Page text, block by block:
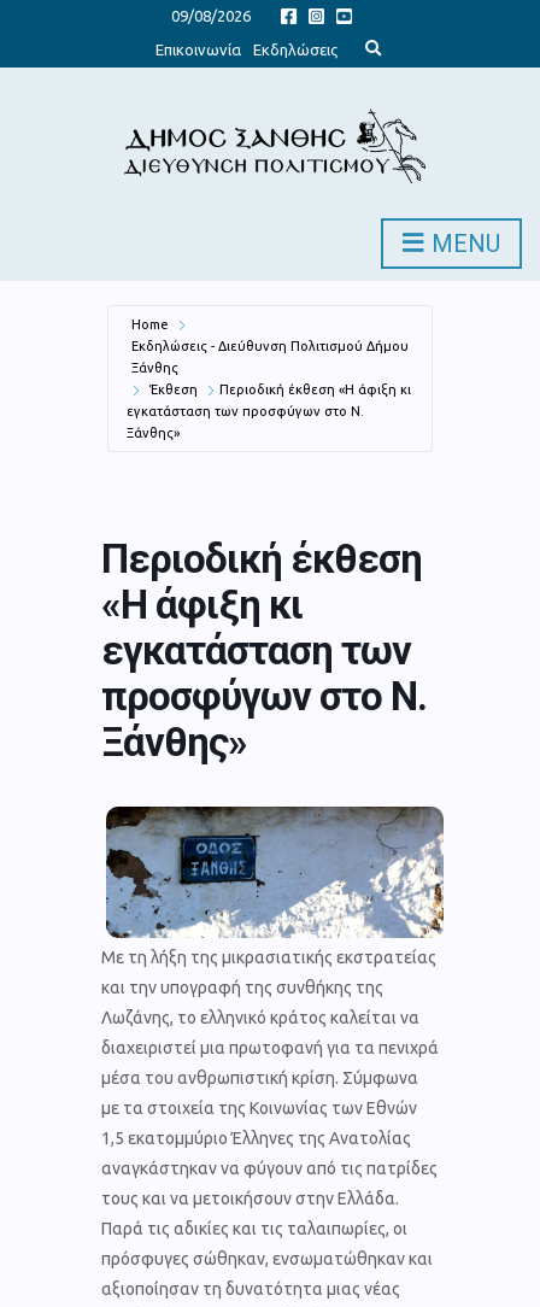
09/08/2026
Επικοινωνία
Εκδηλώσεις
x
d
s
e
c
o
MENU
Home
Εκδηλώσεις - Διεύθυνση Πολιτισμού Δήμου
Ξάνθης
Έκθεση
Περιοδική έκθεση «Η άφιξη κι
εγκατάσταση των προσφύγων στο Ν.
Ξάνθης»
Περιοδική έκθεση
«Η άφιξη κι
εγκατάσταση των
προσφύγων στο Ν.
Ξάνθης»
Με τη λήξη της μικρασιατικής εκστρατείας
και την υπογραφή της συνθήκης της
Λωζάνης, το ελληνικό κράτος καλείται να
διαχειριστεί μια πρωτοφανή για τα πενιχρά
μέσα του ανθρωπιστική κρίση. Σύμφωνα
με τα στοιχεία της Κοινωνίας των Εθνών
1,5 εκατομμύριο Έλληνες της Ανατολίας
αναγκάστηκαν να φύγουν από τις πατρίδες
τους και να μετοικήσουν στην Ελλάδα.
Παρά τις αδικίες και τις ταλαιπωρίες, οι
πρόσφυγες σώθηκαν, ενσωματώθηκαν και
αξιοποίησαν τη δυνατότητα μιας νέας